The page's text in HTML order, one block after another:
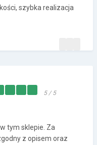
szybka realizacja
5 / 5
tym sklepie. Za
z opisem oraz